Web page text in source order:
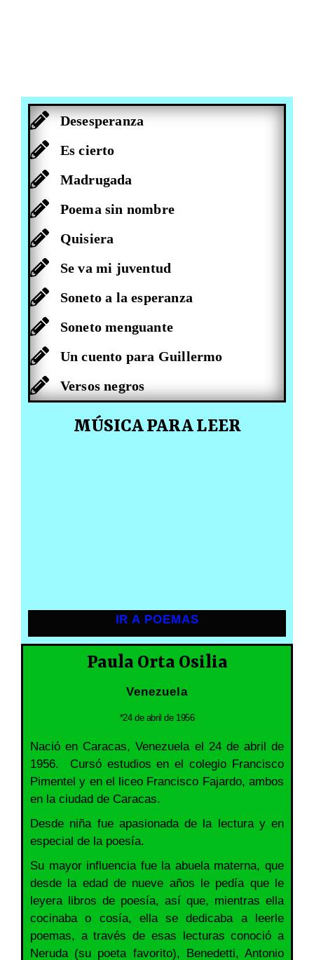
Desesperanza
Es cierto
Madrugada
Poema sin nombre
Quisiera
Se va mi juventud
Soneto a la esperanza
Soneto menguante
Un cuento para Guillermo
Versos negros
MÚSICA PARA LEER
IR A POEMAS
Paula Orta Osilia
Venezuela
*24 de abril de 1956
Nació en Caracas, Venezuela el 24 de abril de
1956. Cursó estudios en el colegio Francisco
Pimentel y en el liceo Francisco Fajardo, ambos
en la ciudad de Caracas.
Desde niña fue apasionada de la lectura y en
especial de la poesía.
Su mayor influencia fue la abuela materna, que
desde la edad de nueve años le pedía que le
leyera libros de poesía, así que, mientras ella
cocinaba o cosía, ella se dedicaba a leerle
poemas, a través de esas lecturas conoció a
Neruda (su poeta favorito), Benedetti, Antonio